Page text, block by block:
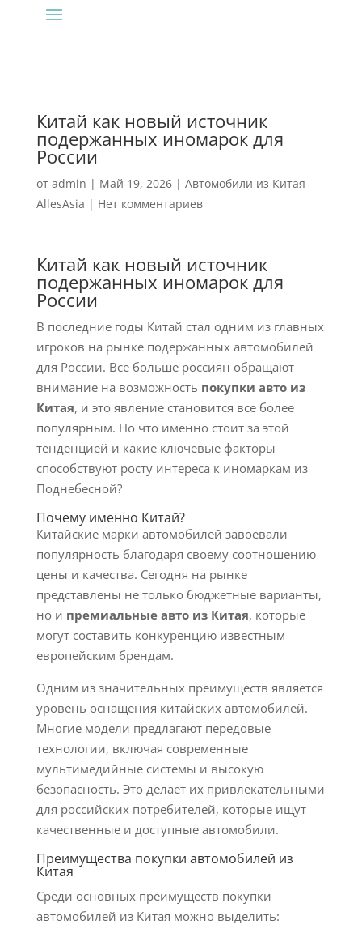
Китай как новый источник
подержанных иномарок для
России
от admin | Май 19, 2026| Автомобили из Китая
AllesAsia | Нет комментариев
Китай как новый источник
подержанных иномарок для
России
В последние годы Китай стал одним из главных
игроков на рынке подержанных автомобилей
для России. Все больше россиян обращают
внимание на возможность покупки авто из
Китая, и это явление становится все более
популярным. Но что именно стоит за этой
тенденцией и какие ключевые факторы
способствуют росту интереса к иномаркам из
Поднебесной?
Почему именно Китай?
Китайские марки автомобилей завоевали
популярность благодаря своему соотношению
цены и качества. Сегодня на рынке
представлены не только бюджетные варианты,
но и премиальные авто из Китая, которые
могут составить конкуренцию известным
европейским брендам.
Одним из значительных преимуществ является
уровень оснащения китайских автомобилей.
Многие модели предлагают передовые
технологии, включая современные
мультимедийные системы и высокую
безопасность. Это делает их привлекательными
для российских потребителей, которые ищут
качественные и доступные автомобили.
Преимущества покупки автомобилей из
Китая
Среди основных преимуществ покупки
автомобилей из Китая можно выделить: